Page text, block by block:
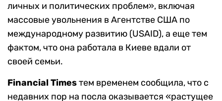
личных и политических проблем», включая
массовые увольнения в Агентстве США по
международному развитию (USAID), а еще тем
фактом, что она работала в Киеве вдали от
своей семьи.
Financial Timesтем временем сообщила, что с
недавних пор на посла оказывается «растущее